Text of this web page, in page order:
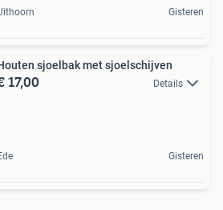
Gisteren
sjoelbak met sjoelschijven
17,00 Details
Gisteren